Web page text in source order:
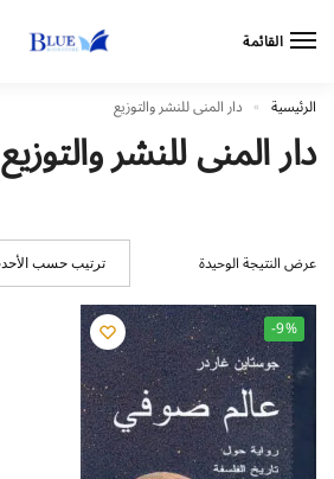
القائمة
الرئيسية » دار المنى للنشر والتوزيع
دار المنى للنشر والتوزيع
عرض النتيجة الوحيدة
-9%